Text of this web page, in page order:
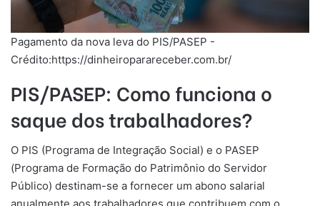
Pagamento da nova leva do PIS/PASEP -
Crédito:https://dinheiroparareceber.com.br/
PIS/PASEP: Como funciona o
saque dos trabalhadores?
O PIS (Programa de Integração Social) e o PASEP
(Programa de Formação do Patrimônio do Servidor
Público) destinam-se a fornecer um abono salarial